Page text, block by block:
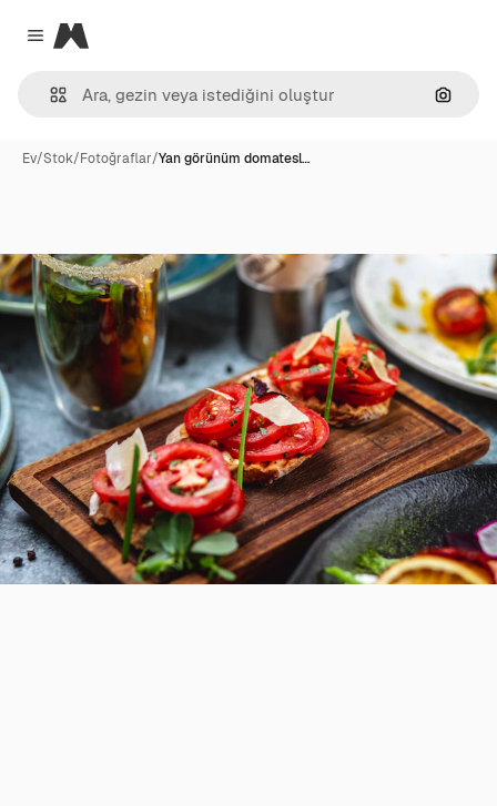
Close menu
Magnific
Ev/Stok/Fotoğraflar/Yan görünüm domatesl…